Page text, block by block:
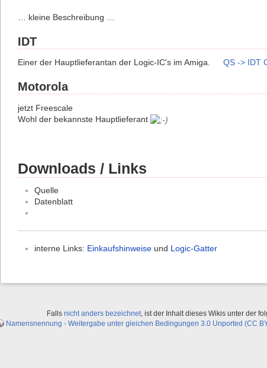
… kleine Beschreibung …
IDT
Einer der Hauptlieferantan der Logic-IC's im Amiga. QS -> IDT
Motorola
jetzt Freescale
Wohl der bekannste Hauptlieferant
Downloads / Links
Quelle
Datenblatt
interne Links: Einkaufshinweise und Logic-Gatter
Falls nicht anders bezeichnet, ist der Inhalt dieses Wikis unter der
Namensnennung - Weitergabe unter gleichen Bedingungen 3.0 Unported (CC